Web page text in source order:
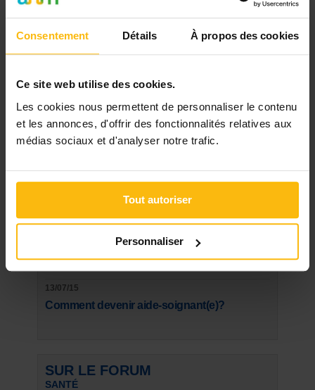
Consentement Détails À propos des cookies
Ce site web utilise des cookies.
Les cookies nous permettent de personnaliser le contenu
et les annonces, d'offrir des fonctionnalités relatives aux
médias sociaux et d'analyser notre trafic.
Tout autoriser
Personnaliser
Masques buccaux: les conseils, le tuto et le
patron du SPF Santé
comme rémunération ?
13/07/15
Comment devenir aide-soignant(e)?
SUR LE FORUM
SANTÉ